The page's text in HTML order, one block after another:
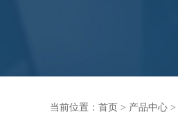
当前位置： 首页 > 产品中心 >